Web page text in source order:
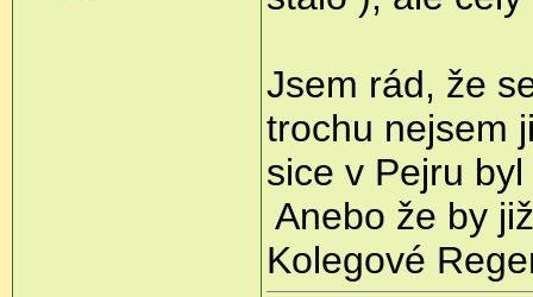
Jsem rád, že
trochu nejsem
sice v Pejru
Anebo že by
Kolegové